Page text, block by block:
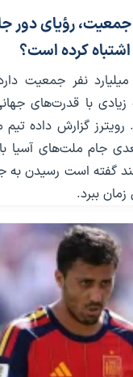
جمعیت، رؤیای دور
کرده است؟
هند بیش از ۱.۴ میلیارد نفر
زیادی با قدرت‌های
رویترز گزارش داده
جام ملت‌های آسیا
گفته است رسیدن به